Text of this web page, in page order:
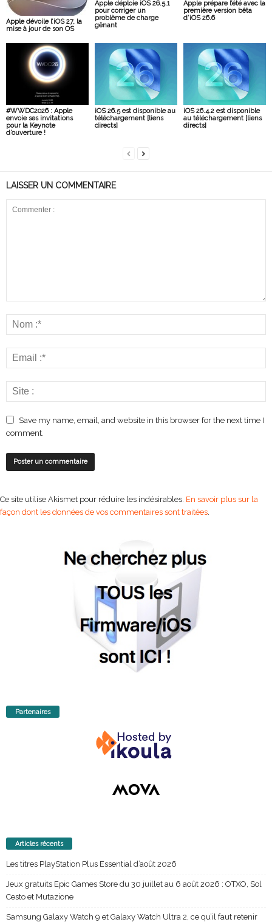
Apple dévoile l’iOS 27, la
mise à jour de son OS
Apple déploie iOS 26.5.1
pour corriger un
problème de charge
gênant
Apple prépare l’été avec la
première version bêta
d’iOS 26.6
#WWDC2026 : Apple
envoie ses invitations
pour la Keynote
d’ouverture !
iOS 26.5 est disponible au
téléchargement [liens
directs]
iOS 26.4.2 est disponible
au téléchargement [liens
directs]
LAISSER UN COMMENTAIRE
Save my name, email, and website in this browser for the next time I
comment.
Ce site utilise Akismet pour réduire les indésirables. En savoir plus sur la
façon dont les données de vos commentaires sont traitées
Partenaires
Articles récents
Les titres PlayStation Plus Essential d’août 2026
Jeux gratuits Epic Games Store du 30 juillet au 6 août 2026 : OTXO, Sol
Cesto et Mutazione
Samsung Galaxy Watch 9 et Galaxy Watch Ultra 2, ce qu’il faut retenir